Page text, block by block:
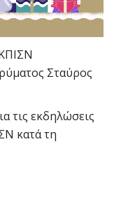
Σταύρος
τις εκδηλώσεις
κατά τη